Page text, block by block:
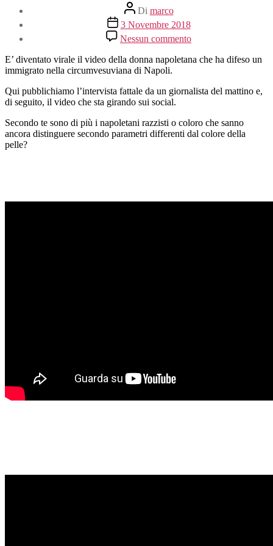
Autore
articolo
Di marco
Data
dell'articolo
3 Novembre 2018
Nessun commento
Napoli
non
E’ diventato virale il video della donna napoletana che ha difeso un
immigrato nella circumvesuviana di Napoli.
Qui pubblichiamo l’intervista fattale da un giornalista del mattino e,
di seguito, il video che sta girando sui social.
Secondo te sono di più i napoletani razzisti o coloro che sanno
ancora distinguere secondo parametri differenti dal colore della
pelle?